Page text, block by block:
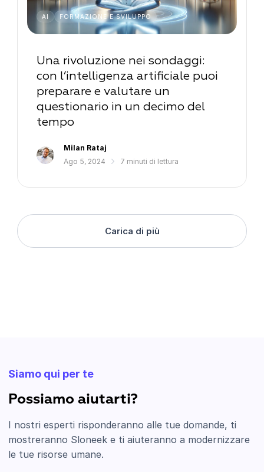
AI FORMAZIONE E SVILUPPO
Una rivoluzione nei sondaggi:
con l’intelligenza artificiale puoi
preparare e valutare un
questionario in un decimo del
tempo
Milan Rataj
Ago 5, 2024
7 minuti di lettura
Carica di più
Siamo qui per te
Possiamo aiutarti?
I nostri esperti risponderanno alle tue domande, ti
mostreranno Sloneek e ti aiuteranno a modernizzare
le tue risorse umane.